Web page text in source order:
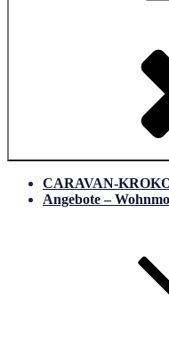
CARAVAN-
Angebote –